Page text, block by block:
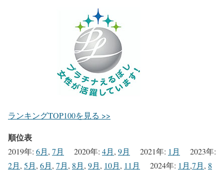
ランキングTOP100を見る >>
順位表
2019年: 6月, 7月 2020年: 4月, 9月 2021年: 1月 2023年:
2月, 5月, 6月, 7月, 8月, 9月, 10月, 11月 2024年: 1月,7月, 8